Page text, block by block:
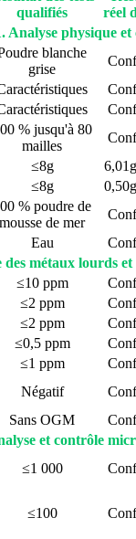
qualifiés
réel
Analyse physique et
blanche
grise
% jusqu'à 80
mailles
≤8g
≤8g
% poudre de
mousse de mer
Eau
des métaux lourds
≤10 ppm
≤2 ppm
≤2 ppm
≤0,5 ppm
≤1 ppm
Négatif
Sans OGM
et contrôle
≤1 000
≤100